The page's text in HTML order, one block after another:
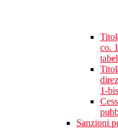
co.
1-
Sanzioni